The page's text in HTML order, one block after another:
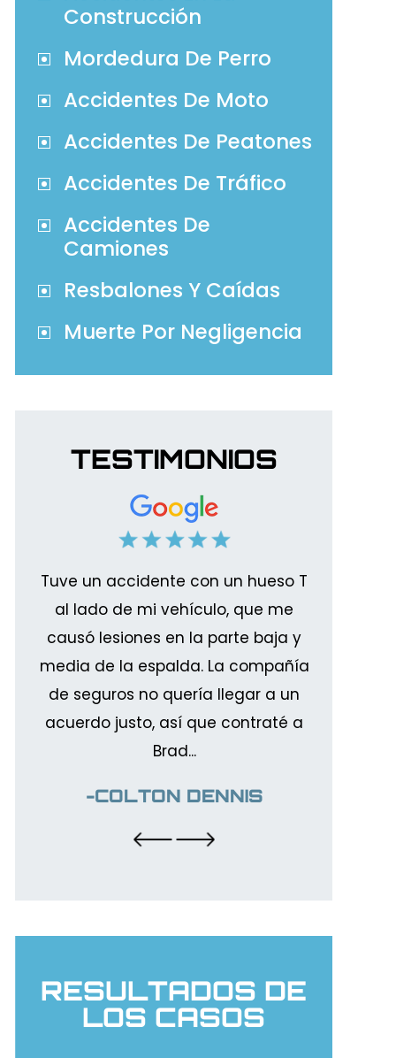
Construcción
Mordedura De Perro
Accidentes De Moto
Accidentes De Peatones
Accidentes De Tráfico
Accidentes De
Camiones
Resbalones Y Caídas
Muerte Por Negligencia
TESTIMONIOS
el caso de mi papá, este bufete ha
hecho un trabajo extraordinario. Sé
que no es fácil ser un abogado
defensor, ¡pero Brad hizo un trabajo
estupendo! Yo...
-MATT AGUIRRE
LOS CASOS